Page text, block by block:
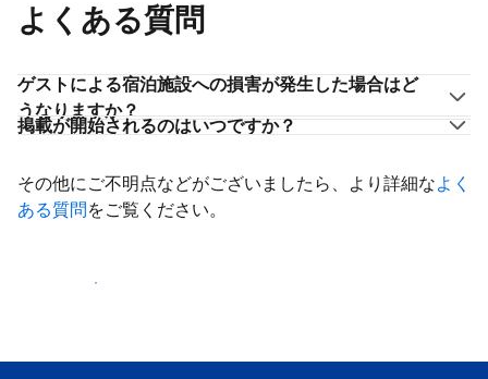
よくある質問
ゲストによる宿泊施設への損害が発生した場合はど
うなりますか？
掲載が開始されるのはいつですか？
その他にご不明点などがございましたら、より詳細なよく
ある質問をご覧ください。
掲載を開始する